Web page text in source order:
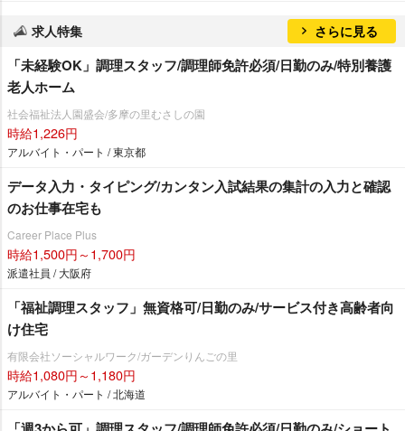
求人特集 さらに見る
「未経験OK」調理スタッフ/調理師免許必須/日勤のみ/特別養護
老人ホーム
社会福祉法人園盛会/多摩の里むさしの園
時給1,226円
アルバイト・パート / 東京都
データ入力・タイピング/カンタン入試結果の集計の入力と確認
のお仕事在宅も
Career Place Plus
時給1,500円～1,700円
派遣社員 / 大阪府
「福祉調理スタッフ」無資格可/日勤のみ/サービス付き高齢者向
け住宅
有限会社ソーシャルワーク/ガーデンりんごの里
時給1,080円～1,180円
アルバイト・パート / 北海道